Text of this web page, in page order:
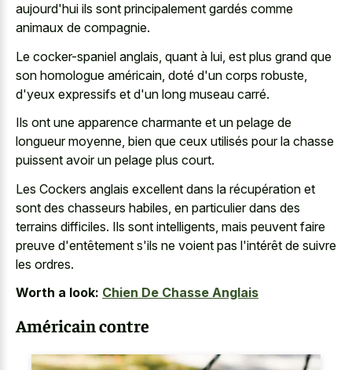
aujourd'hui ils sont principalement gardés comme
animaux de compagnie.
Le cocker-spaniel anglais, quant à lui, est plus grand que
son homologue américain, doté d'un corps robuste,
d'yeux expressifs et d'un long museau carré.
Ils ont une apparence charmante et un pelage de
longueur moyenne, bien que ceux utilisés pour la chasse
puissent avoir un pelage plus court.
Les Cockers anglais excellent dans la récupération et
sont des chasseurs habiles, en particulier dans des
terrains difficiles. Ils sont intelligents, mais peuvent faire
preuve d'entêtement s'ils ne voient pas l'intérêt de suivre
les ordres.
Worth a look: Chien De Chasse Anglais
Américain contre